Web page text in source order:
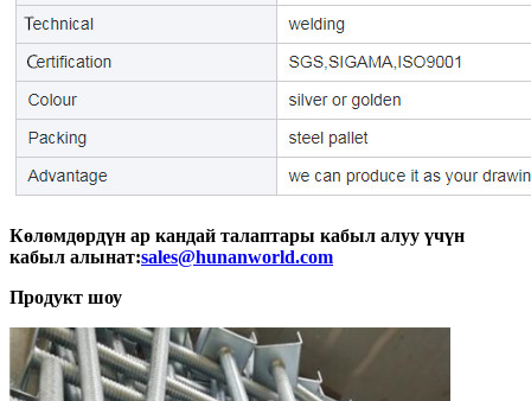
Көлөмдөрдүн ар кандай талаптары кабыл алуу үчүн
кабыл алынат:sales@hunanworld.com
Продукт шоу